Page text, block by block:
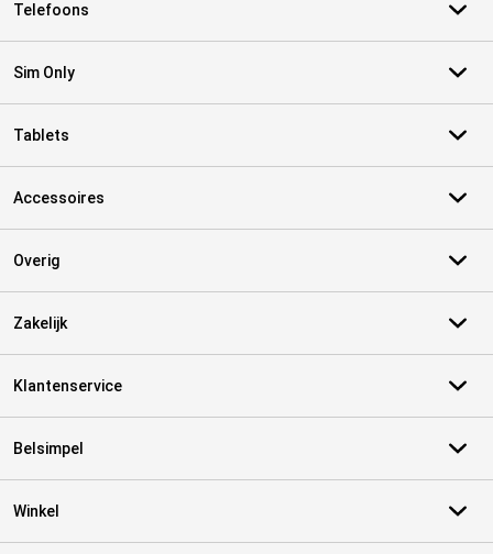
Telefoons
Sim Only
Tablets
Accessoires
Overig
Zakelijk
Klantenservice
Belsimpel
Winkel